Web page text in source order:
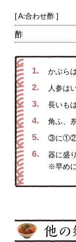
[ A:合わせ酢 ]
酢
1. かぶら
2. 人参は
3. 長いも
4. 角ふ、
5. ③に
6.
器に盛
※早め